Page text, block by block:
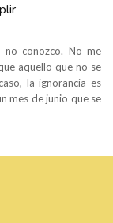
conozco. No me
aquello que no se
la ignorancia es
mes de junio que se